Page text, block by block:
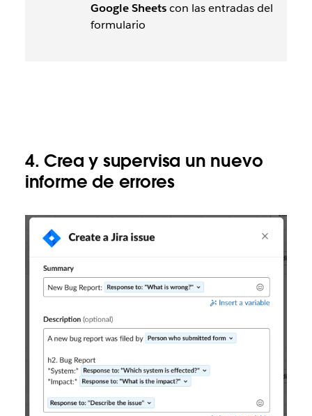
Google Sheetscon las entradas del
formulario
4. Crea y supervisa un nuevo
informe de errores